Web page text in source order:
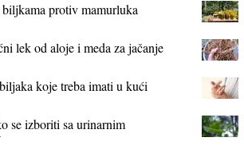
protiv mamurluka
lek od aloje i meda za jačanje
koje treba imati u kući
se izboriti sa urinarnim